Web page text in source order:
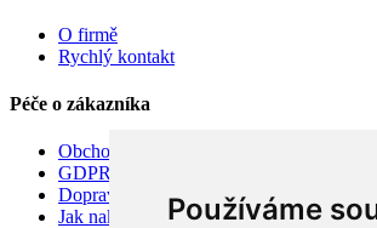
Používáme
O firmě
Rychlý kontakt
Péče o zákazníka
Obchodní podmínky
GDPR
Doprava
Jak nakupovat